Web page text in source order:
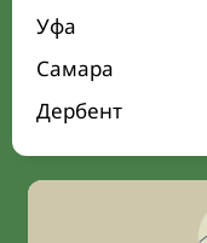
Уфа
Самара
Дербент